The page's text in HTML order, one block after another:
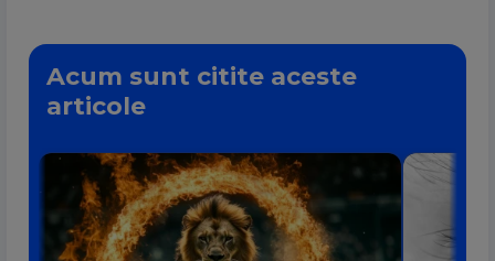
Acum sunt citite aceste
articole